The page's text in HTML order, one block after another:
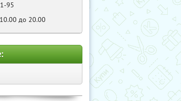
95
до 20.00